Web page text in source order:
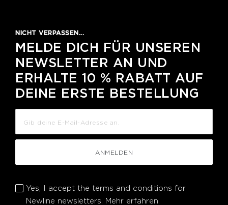
NICHT VERPASSEN...
MELDE DICH FÜR UNSEREN
NEWSLETTER AN UND
ERHALTE 10 % RABATT AUF
DEINE ERSTE BESTELLUNG
ANMELDEN
Yes, I accept the terms and conditions for
Newline newsletters. Mehr erfahren.